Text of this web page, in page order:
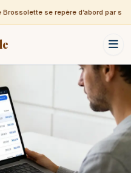
se repère d’abord par sa